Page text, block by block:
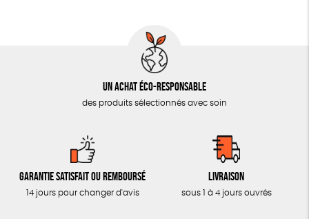
CUISINE / NUTRITION
ACCESSOIRES
Un achat éco-responsable
des produits sélectionnés avec soin
Garantie satisfait ou remboursé
14 jours pour changer d'avis
Livraison
sous 1 à 4 jours ouvrés